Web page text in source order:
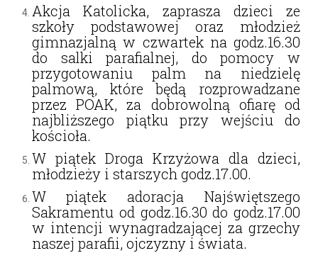
Akcja Katolicka, zaprasza dzieci ze
szkoły podstawowej oraz młodzież
gimnazjalną w czwartek na godz.16.30
do salki parafialnej, do pomocy w
przygotowaniu palm na niedzielę
palmową, które będą rozprowadzane
przez POAK, za dobrowolną ofiarę od
najbliższego piątku przy wejściu do
kościoła.
W piątek Droga Krzyżowa dla dzieci,
młodzieży i starszych godz.17.00.
W piątek adoracja Najświętszego
Sakramentu od godz.16.30 do godz.17.00
w intencji wynagradzającej za grzechy
naszej parafii, ojczyzny i świata.